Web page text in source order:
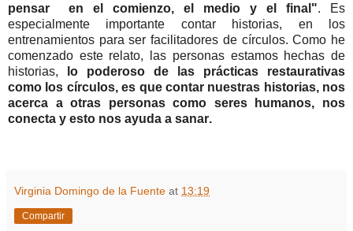
pensar en el comienzo, el medio y el final". Es
especialmente importante contar historias, en los
entrenamientos para ser facilitadores de círculos. Como he
comenzado este relato, las personas estamos hechas de
historias, lo poderoso de las prácticas restaurativas
como los círculos, es que contar nuestras historias, nos
acerca a otras personas como seres humanos, nos
conecta y esto nos ayuda a sanar.
Virginia Domingo de la Fuente at 13:19
Compartir